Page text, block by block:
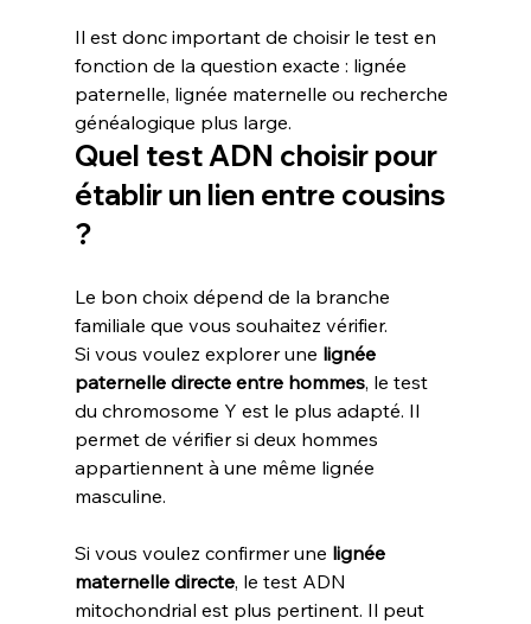
Il est donc important de choisir le test en
fonction de la question exacte : lignée
paternelle, lignée maternelle ou recherche
généalogique plus large.
Quel test ADN choisir pour
établir un lien entre cousins
?
Le bon choix dépend de la branche
familiale que vous souhaitez vérifier.
Si vous voulez explorer une lignée
paternelle directe entre hommes, le test
du chromosome Y est le plus adapté. Il
permet de vérifier si deux hommes
appartiennent à une même lignée
masculine.
Si vous voulez confirmer une lignée
maternelle directe, le test ADN
mitochondrial est plus pertinent. Il peut